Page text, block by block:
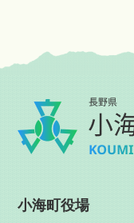
小海町役場